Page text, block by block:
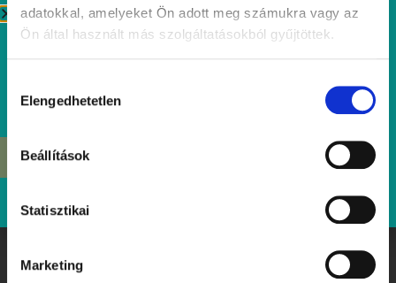
adatokkal, amelyeket Ön adott meg számukra vagy az
Ön által használt más szolgáltatásokból gyűjtöttek.
kiválasztása
Elengedhetetlen
Beállítások
Statisztikai
Marketing
Ízek, amiket érdemes megjegyezni – Tibidabo Kóstolóhét a
Elolvasom
ÉRDEKEL